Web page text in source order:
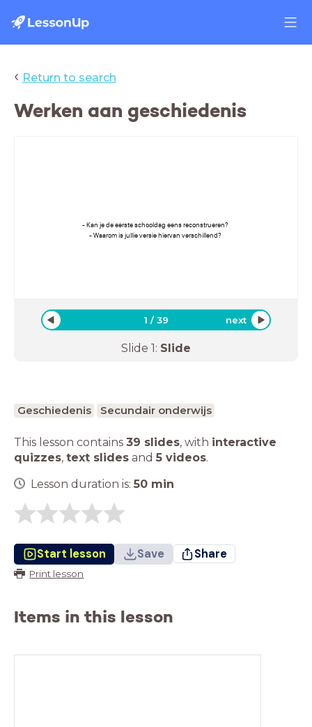
‹ Return to search
Werken aan geschiedenis
- Kan je de eerste schooldag eens reconstrueren?
- Waarom is jullie versie hiervan verschillend?
1 /39 next
Slide 1: Slide
Geschiedenis Secundair onderwijs
This lesson contains 39 slides, with interactive
quizzes, text slides and 5 videos.
Lesson duration is: 50 min
Start lesson Save Share
Print lesson
Items in this lesson